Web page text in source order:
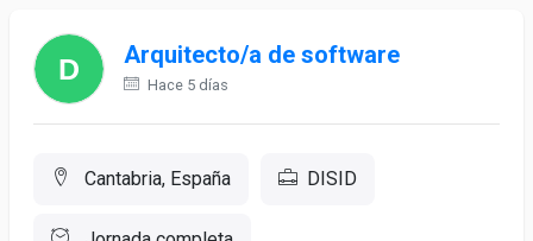
Arquitecto/a de software
Hace 5 días
Cantabria, España DISID